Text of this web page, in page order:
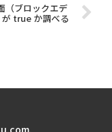
（ブロックエデ
true か調べる